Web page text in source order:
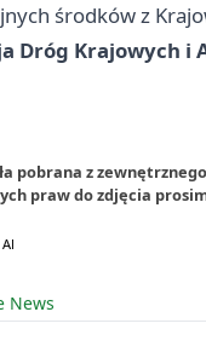
środków z
Dróg Krajowych i
pobrana z
praw do zdjęcia
News